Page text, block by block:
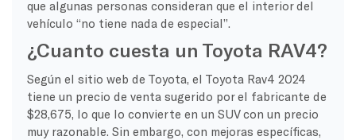
que algunas personas consideran que el interior del
vehículo “no tiene nada de especial”.
¿Cuanto cuesta un Toyota RAV4?
Según el sitio web de Toyota, el Toyota Rav4 2024
tiene un precio de venta sugerido por el fabricante de
$28,675, lo que lo convierte en un SUV con un precio
muy razonable. Sin embargo, con mejoras específicas,